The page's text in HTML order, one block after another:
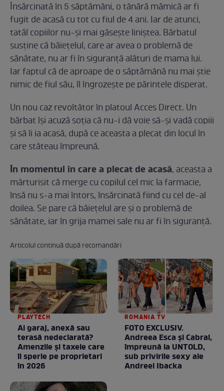
Însărcinată în 5 săptămâni, o tânără mămică ar fi
fugit de acasă cu tot cu fiul de 4 ani. Iar de atunci,
tatăl copiilor nu-şi mai găseşte liniştea. Bărbatul
susţine că băieţelul, care ar avea o problemă de
sănătate, nu ar fi în siguranţă alături de mama lui.
Iar faptul că de aproape de o săptămână nu mai ştie
nimic de fiul său, îl îngrozeşte pe părintele disperat.
Un nou caz revoltător în platoul Acces Direct. Un
bărbat își acuză soția că nu-i dă voie să-și vadă copiii
și să îi ia acasă, după ce aceasta a plecat din locul în
care stăteau împreună.
În momentul în care a plecat de acasă, aceasta a
mărturisit că merge cu copilul cel mic la farmacie,
însă nu s-a mai întors, însărcinată fiind cu cel de-al
doilea. Se pare că băiețelul are și o problemă de
sănătate, iar în grija mamei sale nu ar fi în siguranță.
Articolul continuă după recomandări
PLAYTECH
Ai garaj, anexă sau
terasă nedeclarată?
Amenzile și taxele care
îi sperie pe proprietari
în 2026
ROMANIA TV
FOTO EXCLUSIV.
Andreea Esca şi Cabral,
împreună la UNTOLD,
sub privirile sexy ale
Andreei Ibacka